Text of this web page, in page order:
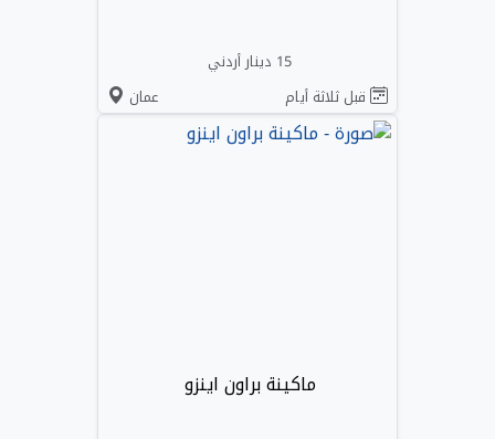
15 دينار أردني
قبل ثلاثة أيام
عمان
ماكينة براون اينزو